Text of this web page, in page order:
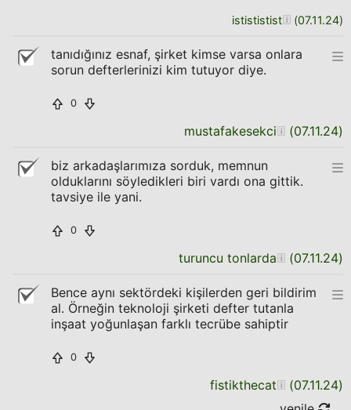
istististist (07.11.24)
tanıdığınız esnaf, şirket kimse varsa onlara
sorun defterlerinizi kim tutuyor diye.
0
mustafakesekci (07.11.24)
biz arkadaşlarımıza sorduk, memnun
olduklarını söyledikleri biri vardı ona gittik.
tavsiye ile yani.
0
turuncu tonlarda (07.11.24)
Bence aynı sektördeki kişilerden geri bildirim
al. Örneğin teknoloji şirketi defter tutanla
inşaat yoğunlaşan farklı tecrübe sahiptir
0
fistikthecat (07.11.24)